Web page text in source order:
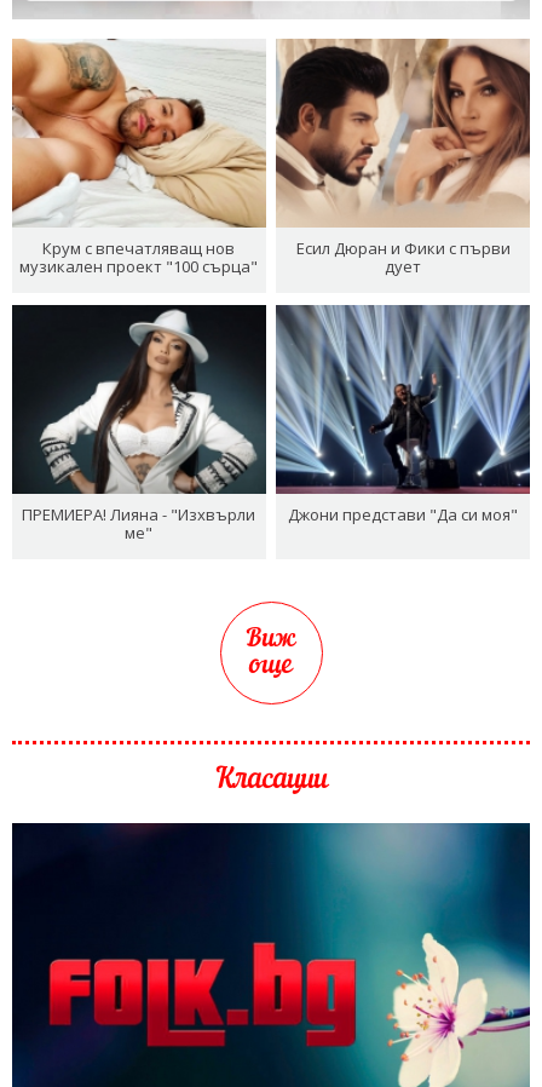
Крум с впечатляващ нов
музикален проект "100 сърца"
Есил Дюран и Фики с първи
дует
ПРЕМИЕРА! Лияна - "Изхвърли
ме"
Джони представи "Да си моя"
Виж
още
Класации